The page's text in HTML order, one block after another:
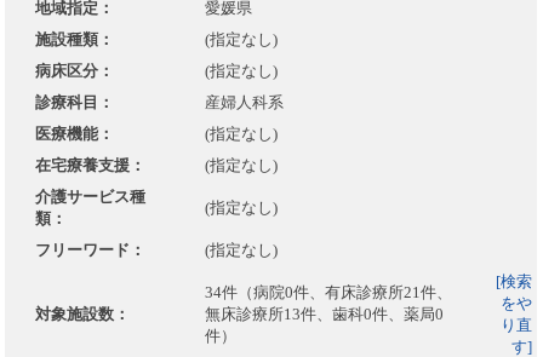
地域指定：
愛媛県
施設種類：
(指定なし)
病床区分：
(指定なし)
診療科目：
産婦人科系
医療機能：
(指定なし)
在宅療養支援：
(指定なし)
介護サービス種
類：
(指定なし)
フリーワード： (指定なし)
対象施設数：
34件（病院0件、有床診療所21件、
無床診療所13件、歯科0件、薬局0
件）
[検索
をや
り直
す]